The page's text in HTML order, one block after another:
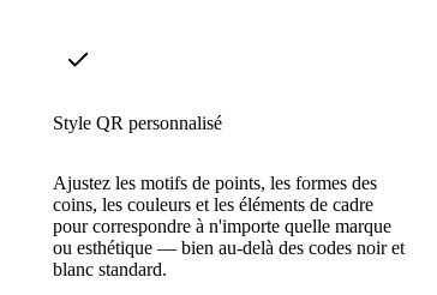
Style QR personnalisé
Ajustez les motifs de points, les formes des
coins, les couleurs et les éléments de cadre
pour correspondre à n'importe quelle marque
ou esthétique — bien au-delà des codes noir et
blanc standard.